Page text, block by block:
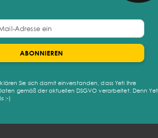
ABONNIEREN
Sie sich damit einverstanden, dass Yeti Ihre
gemäß der aktuellen DSGVO verarbeitet. Denn
:-)